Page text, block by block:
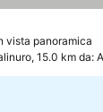
vista panoramica
15.0 km da: